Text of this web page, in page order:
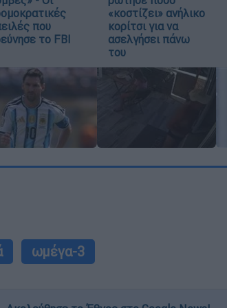
που
το FBI
«κοστίζει» ανήλικο
κορίτσι για να
ασελγήσει πάνω
του
ωμέγα-3